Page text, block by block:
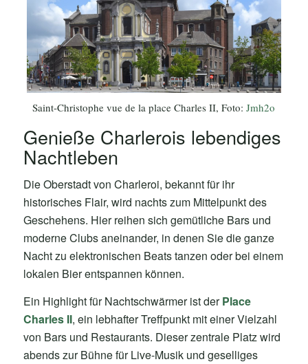
Saint-Christophe vue de la place Charles II, Foto:Jmh2o
Genieße Charlerois lebendiges
Nachtleben
Die Oberstadt von Charleroi, bekannt für ihr
historisches Flair, wird nachts zum Mittelpunkt des
Geschehens. Hier reihen sich gemütliche Bars und
moderne Clubs aneinander, in denen Sie die ganze
Nacht zu elektronischen Beats tanzen oder bei einem
lokalen Bier entspannen können.
Ein Highlight für Nachtschwärmer ist derPlace
Charles II, ein lebhafter Treffpunkt mit einer Vielzahl
von Bars und Restaurants. Dieser zentrale Platz wird
abends zur Bühne für Live-Musik und geselliges